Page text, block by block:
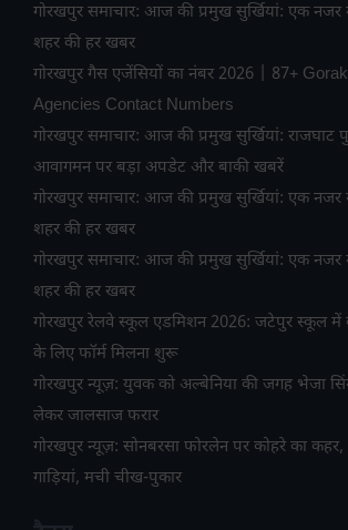
गोरखपुर समाचार: आज की प्रमुख सुर्खियां: एक नजर
शहर की हर खबर
गोरखपुर गैस एजेंसियों का नंबर 2026 | 87+
Agencies Contact Numbers
गोरखपुर समाचार: आज की प्रमुख सुर्खियां:
आवागमन पर बड़ा अपडेट और बाकी खबरें
गोरखपुर समाचार: आज की प्रमुख सुर्खियां: एक नजर
शहर की हर खबर
गोरखपुर समाचार: आज की प्रमुख सुर्खियां: एक नजर
शहर की हर खबर
गोरखपुर रेलवे स्कूल एडमिशन 2026: जटेपुर स्कूल में
के लिए फॉर्म मिलना शुरू
गोरखपुर न्यूज़: युवक को अल्बेनिया की जगह भेजा
लेकर जालसाज फरार
गोरखपुर न्यूज़: सोनबरसा फोरलेन पर कोहरे का
गाड़ियां, मची चीख-पुकार